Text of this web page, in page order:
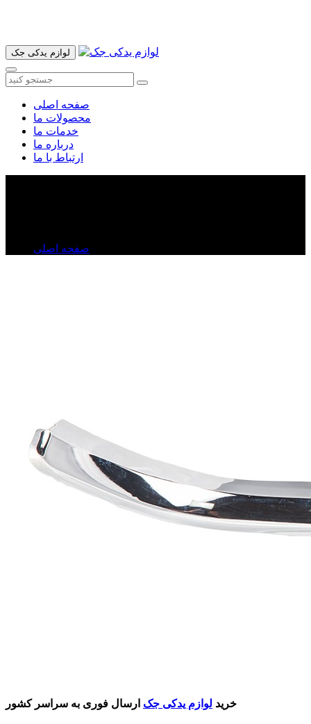
لوازم یدکی جک
صفحه اصلی
محصولات ما
خدمات ما
درباره ما
ارتباط با ما
صفحه اصلی
خرید لوازم یدکی جک ارسال فوری به سراسر کشور